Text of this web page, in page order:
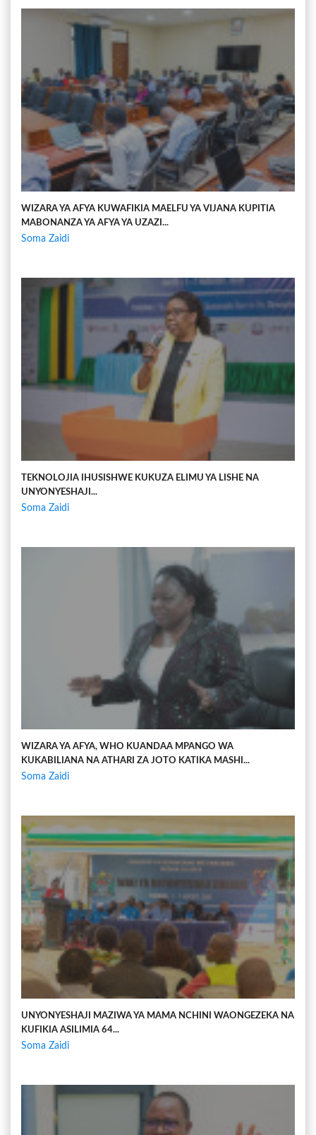
WIZARA YA AFYA KUWAFIKIA MAELFU YA VIJANA KUPITIA
MABONANZA YA AFYA YA UZAZI...
Soma Zaidi
TEKNOLOJIA IHUSISHWE KUKUZA ELIMU YA LISHE NA
UNYONYESHAJI...
Soma Zaidi
WIZARA YA AFYA, WHO KUANDAA MPANGO WA
KUKABILIANA NA ATHARI ZA JOTO KATIKA MASHI...
Soma Zaidi
UNYONYESHAJI MAZIWA YA MAMA NCHINI WAONGEZEKA NA
KUFIKIA ASILIMIA 64...
Soma Zaidi